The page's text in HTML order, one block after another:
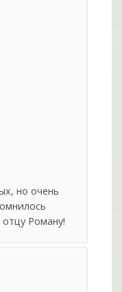
но очень
Роману!